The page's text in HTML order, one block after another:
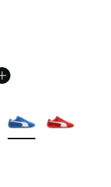
de € 44,99 à
Plus de couleurs